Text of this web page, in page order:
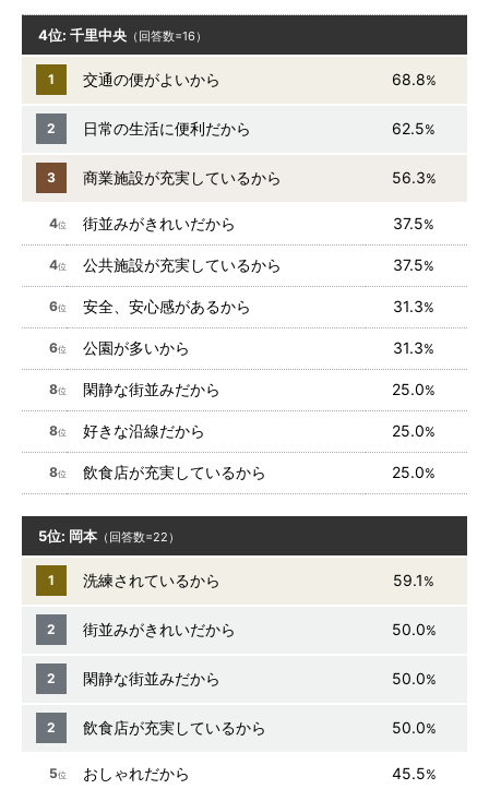
4位: 千里中央 （回答数=16）
1 交通の便がよいから 68.8%
2 日常の生活に便利だから 62.5%
3 商業施設が充実しているから 56.3%
4位 街並みがきれいだから 37.5%
4位 公共施設が充実しているから 37.5%
6位 安全、安心感があるから 31.3%
6位 公園が多いから 31.3%
8位 閑静な街並みだから 25.0%
8位 好きな沿線だから 25.0%
8位 飲食店が充実しているから 25.0%
5位: 岡本 （回答数=22）
1 洗練されているから 59.1 %
2 街並みがきれいだから 50.0%
2 閑静な街並みだから 50.0%
2 飲食店が充実しているから 50.0%
5位 おしゃれだから 45.5%